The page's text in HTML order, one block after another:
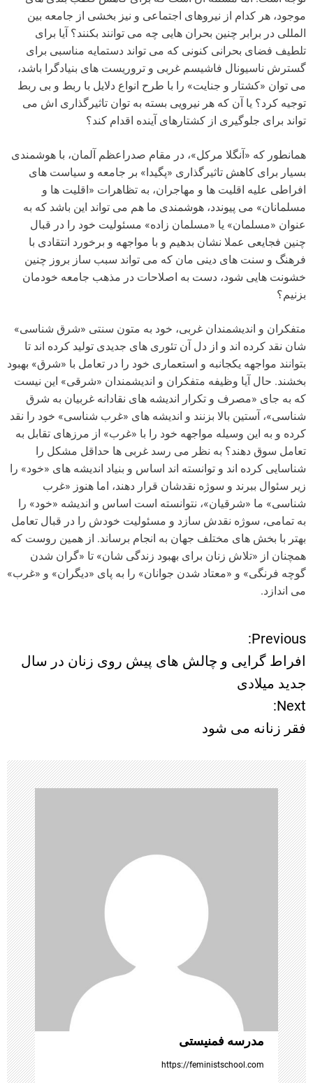
موجود، هر کدام از نیروهای اجتماعی و نیز بخشی از جامعه بین
المللی در برابر چنین بحران هایی چه می توانند بکنند؟ آیا برای
تلطیف فضای بحرانی کنونی که می تواند دستمایه مناسبی برای
گسترش ناسیونال فاشیسم غربی و تروریست های بنیادگرا باشد،
می توان «کشتار و جنایت» را با طرح انواع دلایل با ربط و بی ربط
توجیه کرد؟ یا آن که هر نیرویی بسته به توان تاثیرگذاری اش می
تواند برای جلوگیری از کشتارهای آینده اقدام کند؟
همانطور که «آنگلا مرکل»، در مقام صدراعظم آلمان، با هوشمندی
بسیار برای کاهش تاثیرگذاری «پگیدا» بر جامعه و سیاست های
افراطی علیه اقلیت ها و مهاجران، به تظاهرات «اقلیت ها و
مسلمانان» می پیوندد، هوشمندی ما هم می تواند این باشد که به
عنوان «مسلمان» یا «مسلمان زاده» مسئولیت خود را در قبال
چنین فجایعی عملا نشان بدهیم و با مواجهه و برخورد انتقادی با
فرهنگ و سنت های دینی مان که می تواند سبب ساز بروز چنین
خشونت هایی شود، دست به اصلاحات در مذهب جامعه خودمان
بزنیم؟
متفکران و اندیشمندان غربی، خود به متون سنتی «شرق شناسی»
شان نقد کرده اند و از دل آن تئوری های جدیدی تولید کرده اند تا
بتوانند مواجهه یکجانبه و استعماری خود را در تعامل با «شرق» بهبود
بخشند. حال آیا وظیفه متفکران و اندیشمندان «شرقی» این نیست
که به جای «مصرف و تکرار اندیشه های نقادانه غربیان به شرق
شناسی»، آستین بالا بزنند و اندیشه های «غرب شناسی» خود را نقد
کرده و به این وسیله مواجهه خود را با «غرب» از مرزهای تقابل به
تعامل سوق دهند؟ به نظر می رسد غربی ها حداقل مشکل را
شناسایی کرده اند و توانسته اند اساس و بنیاد اندیشه های «خود» را
زیر سئوال ببرند و سوژه نقدشان قرار دهند، اما هنوز «غرب
شناسی» ما «شرقیان»، نتوانسته است اساس و اندیشه «خود» را
به تمامی، سوژه نقدش سازد و مسئولیت خودش را در قبال تعامل
بهتر با بخش های مختلف جهان به انجام برساند. از همین روست که
همچنان از «تلاش زنان برای بهبود زندگی شان» تا «گران شدن
گوچه فرنگی» و «معتاد شدن جوانان» را به پای «دیگران» و «غرب»
می اندازد.
ر
ا
ه
ر
ی
ن
و
ش
ت
ه‌
ه
ا
Previous:
افراط گرایی و چالش های پیش روی زنان در سال
جدید میلادی
Next:
فقر زنانه می شود
مدرسه فمنیستی
https://feministschool.com